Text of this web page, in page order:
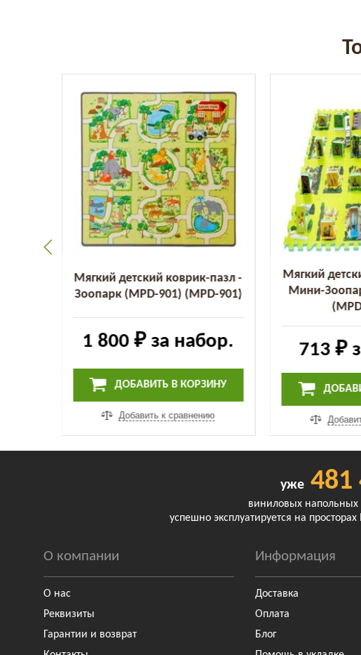
Мягкий детский коврик-пазл -
Зоопарк (MPD-901) (MPD-901)
1 800 ₽за набор.
ДОБАВИТЬ В КОРЗИНУ
Добавить к сравнению
Мягкий
Мини-
713 ₽
уже481
виниловых
успешно эксплуатируется на
О компании
О нас
Реквизиты
Гарантии и возврат
Информация
Доставка
Оплата
Блог